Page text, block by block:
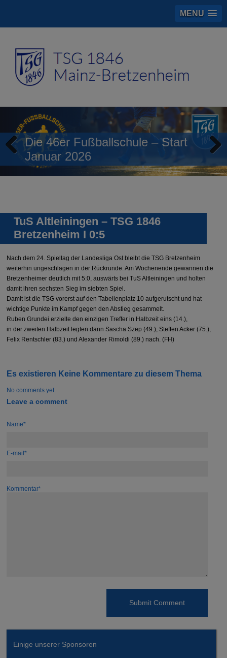
MENU
Die 46er Fußballschule – Start
Januar 2026
Previous
TuS Altleiningen – TSG 1846
Bretzenheim I 0:5
Nach dem 24. Spieltag der Landesliga Ost bleibt die TSG Bretzenheim
weiterhin ungeschlagen in der Rückrunde. Am Wochenende gewannen die
Bretzenheimer deutlich mit 5:0, auswärts bei TuS Altleiningen und holten
damit ihren sechsten Sieg im siebten Spiel.
Damit ist die TSG vorerst auf den Tabellenplatz 10 aufgerutscht und hat
wichtige Punkte im Kampf gegen den Abstieg gesammelt.
Ruben Grundei erzielte den einzigen Treffer in Halbzeit eins (14.),
in der zweiten Halbzeit legten dann Sascha Szep (49.), Steffen Acker (75.),
Felix Rentschler (83.) und Alexander Rimoldi (89.) nach. (FH)
Es existieren Keine Kommentare zu diesem Thema
No comments yet.
Leave a comment
Name*
E-mail*
Kommentar*
Einige unserer Sponsoren